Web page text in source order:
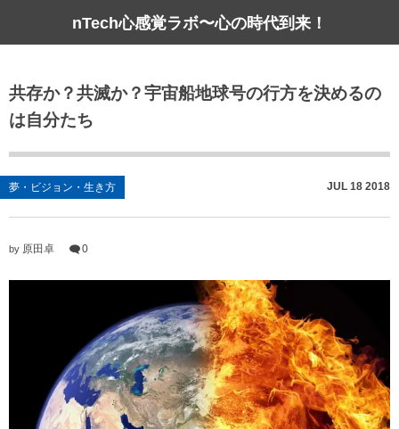
nTech心感覚ラボ〜心の時代到来！
共存か？共滅か？宇宙船地球号の行方を決めるの
は自分たち
夢・ビジョン・生き方 JUL 18 2018
by 原田卓 0